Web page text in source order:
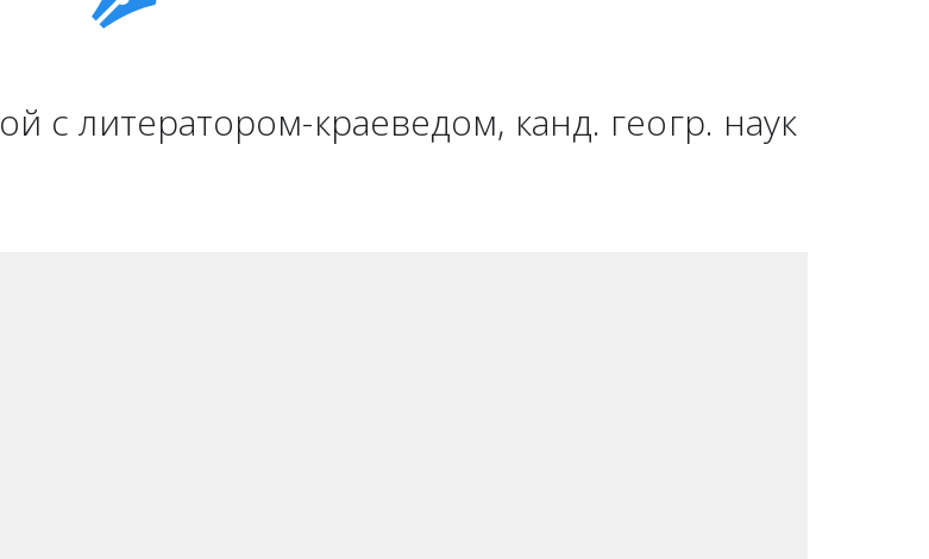
с литератором-краеведом, канд. геогр. наук